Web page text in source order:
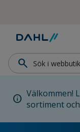
Hoppa till
search
info Välkommen!
sortiment